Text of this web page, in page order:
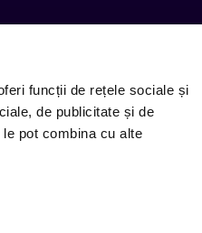
funcții de rețele sociale și
de publicitate și de
pot combina cu alte